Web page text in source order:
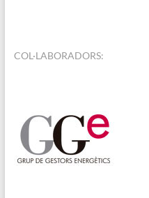
COL·LABORADORS: